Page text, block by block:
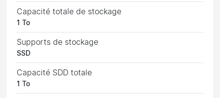
Capacité totale de stockage
1 To
Supports de stockage
SSD
Capacité SDD totale
1 To